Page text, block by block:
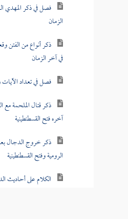
فصل في ذكر المهدي
الزمان
ذكر أنواع من الفتن
في آخر الزمان
فصل في تعداد الآيات
ذكر قتال الملحمة مع
آخره فتح القسطنطينية
ذكر خروج الدجال
الرومية وفتح القسطنطينية
الكلام على أحاديث